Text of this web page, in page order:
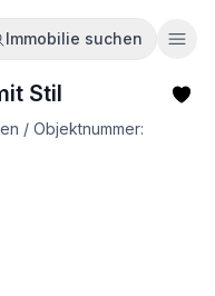
Immobilie suchen
Stil
/ Objektnummer: